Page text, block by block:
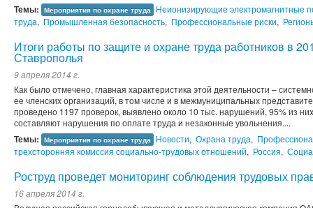
Темы: Мероприятия по охране труда Неионизирующие электромагнитные
труда, Промышленная безопасность, Профессиональные риски,
Итоги работы по защите и охране труда работников в
Ставрополья
9 апреля 2014 г.
Как было отмечено, главная характеристика этой деятельности –
ее членских организаций, в том числе и в межмуниципальных
проведено 1197 проверок, выявлено около 10 тыс. нарушений, 95% из
составляют нарушения по оплате труда и незаконные увольнения....
Темы: Мероприятия по охране труда Новости, Охрана труда,
трехсторонняя комиссия социально-трудовых отношений, Россия,
Роструд проведет мониторинг соблюдения трудовых
16 апреля 2014 г.